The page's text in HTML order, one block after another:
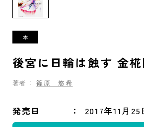
後宮に日輪は蝕す 金
著者： 篠原 悠希
発売日 2017年11月25